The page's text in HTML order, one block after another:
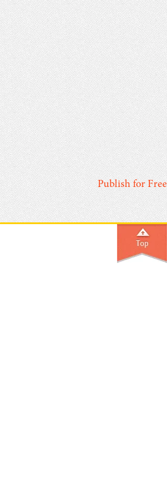
Publish for Free